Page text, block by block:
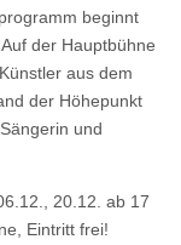
beginnt
der Hauptbühne
aus dem
der Höhepunkt
und
20.12. ab 17
Eintritt frei!